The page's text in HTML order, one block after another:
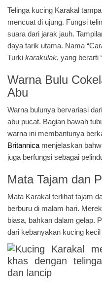
Telinga kucing Karakal
mencuat di ujung. Fungsi
suara dari jarak jauh.
daya tarik utama. Nama
Turki karakulak, yang berarti
Warna Bulu
Abu
Warna bulunya bervariasi
abu pucat. Bagian bawah
warna ini membantunya
Britannica menjelaskan
juga berfungsi sebagai
Mata Tajam dan
Mata Karakal terlihat tajam
berburu di malam hari.
biasa, bahkan dalam gelap.
dari kebanyakan kucing